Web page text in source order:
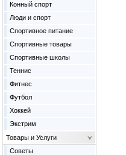
Конный спорт
Люди и спорт
Спортивное питание
Спортивные товары
Спортивные школы
Теннис
Фитнес
Футбол
Хоккей
Экстрим
Товары и Услуги
Советы